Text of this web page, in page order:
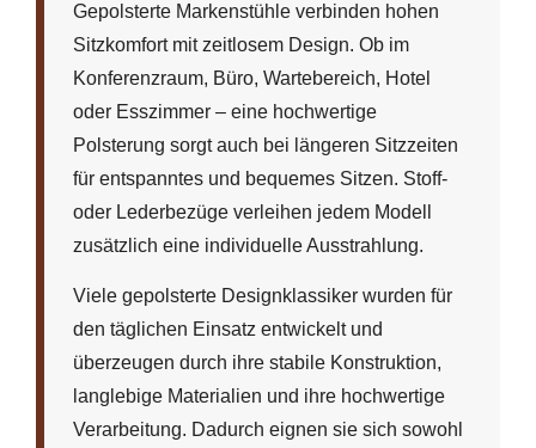
Gepolsterte Markenstühle verbinden hohen
Sitzkomfort mit zeitlosem Design. Ob im
Konferenzraum, Büro, Wartebereich, Hotel
oder Esszimmer – eine hochwertige
Polsterung sorgt auch bei längeren Sitzzeiten
für entspanntes und bequemes Sitzen. Stoff-
oder Lederbezüge verleihen jedem Modell
zusätzlich eine individuelle Ausstrahlung.
Viele gepolsterte Designklassiker wurden für
den täglichen Einsatz entwickelt und
überzeugen durch ihre stabile Konstruktion,
langlebige Materialien und ihre hochwertige
Verarbeitung. Dadurch eignen sie sich sowohl